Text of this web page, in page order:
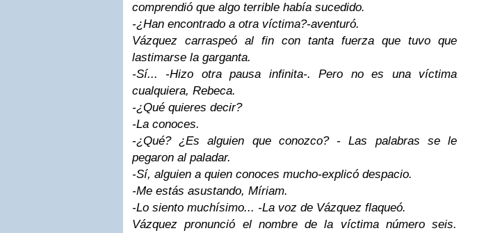
comprendió que algo terrible había sucedido.
-¿Han encontrado a otra víctima?-aventuró.
Vázquez carraspeó al fin con tanta fuerza que tuvo que
lastimarse la garganta.
-Sí... -Hizo otra pausa infinita-. Pero no es una víctima
cualquiera, Rebeca.
-¿Qué quieres decir?
-La conoces.
-¿Qué? ¿Es alguien que conozco? - Las palabras se le
pegaron al paladar.
-Sí, alguien a quien conoces mucho-explicó despacio.
-Me estás asustando, Míriam.
-Lo siento muchísimo... -La voz de Vázquez flaqueó.
Vázquez pronunció el nombre de la víctima número seis.